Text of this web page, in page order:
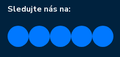
Sledujte nás na: